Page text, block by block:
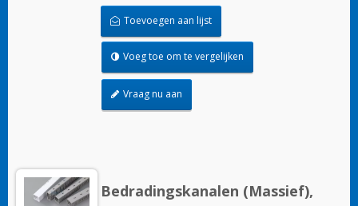
configuraties, materialen, maten en kleuren om
aan elke toepassing te voldoen. Kies uit een
breed scala aan accessoires en gereedschappen
voor een gemakkelijke installatie.
Toevoegen aan lijst
Voeg toe om te vergelijken
Vraag nu aan
Bedradingskanalen (Massief),